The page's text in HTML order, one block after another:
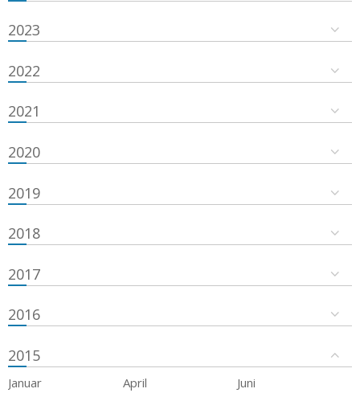
2023
2022
2021
2020
2019
2018
2017
2016
2015
Januar April
Juni